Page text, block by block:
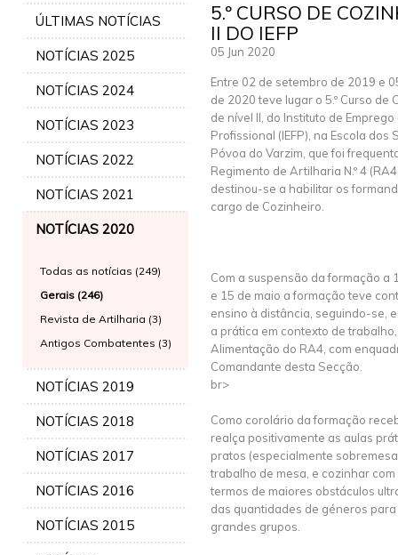
ÚLTIMAS NOTÍCIAS
NOTÍCIAS 2025
NOTÍCIAS 2024
NOTÍCIAS 2023
NOTÍCIAS 2022
NOTÍCIAS 2021
NOTÍCIAS 2020
Todas as notícias (249)
Gerais (246)
Revista de Artilharia (3)
Antigos Combatentes (3)
NOTÍCIAS 2019
NOTÍCIAS 2018
NOTÍCIAS 2017
NOTÍCIAS 2016
NOTÍCIAS 2015
5.º CURSO DE
II DO IEFP
05 Jun 2020
Entre 02 de setembro de 2019 e
de 2020 teve lugar o 5.º Curso de
de nível II, do Instituto de
Profissional (IEFP), na Escola dos
Póvoa do Varzim, que foi
Regimento de Artilharia N.º 4
destinou-se a habilitar os
cargo de Cozinheiro.
Com a suspensão da formação a
e 15 de maio a formação teve
ensino à distância, seguindo-se,
a prática em contexto de
Alimentação do RA4, com
Comandante desta Secção.
br>
Como corolário da formação
realça positivamente as aulas
pratos (especialmente
trabalho de mesa, e cozinhar
termos de maiores obstáculos
das quantidades de géneros
grandes grupos.